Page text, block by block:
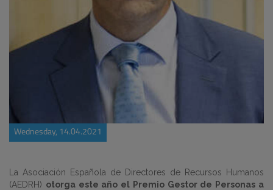
Wednesday, 14.04.2021
La Asociación Española de Directores de Recursos Humanos
(AEDRH) otorga este año el Premio Gestor de Personas a